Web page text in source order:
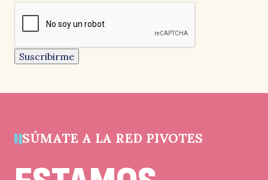
campo
un
campo
de
debe
reCAPTCHA
Suscribirme
SÚMATE A LA RED PIVOTES